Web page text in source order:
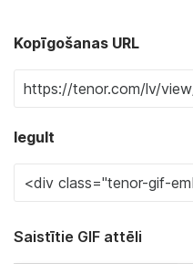
Kopīgošanas URL
Iegult
Saistītie GIF attēli